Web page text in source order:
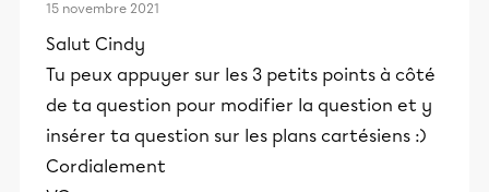
15 novembre 2021
Salut Cindy
Tu peux appuyer sur les 3 petits points à côté
de ta question pour modifier la question et y
insérer ta question sur les plans cartésiens :)
Cordialement